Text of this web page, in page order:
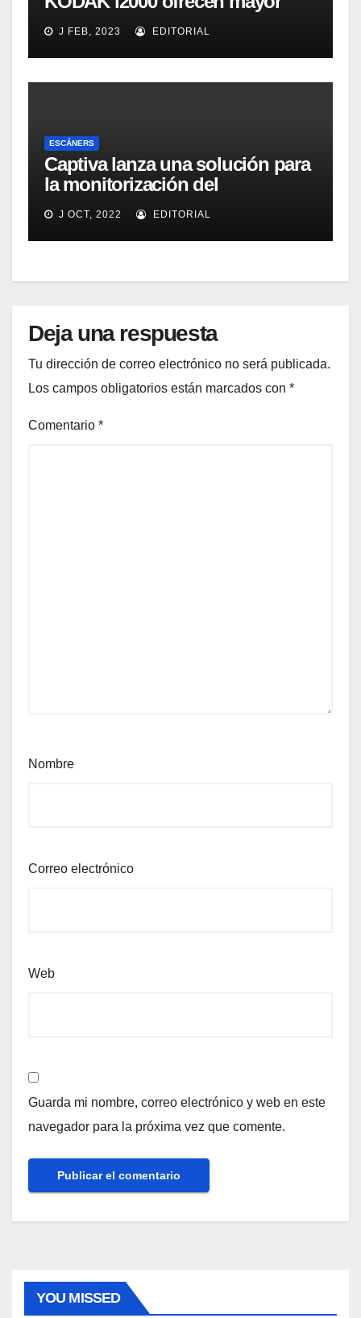
eficacia, productividad y
colaboración en la oficina
J FEB, 2023 EDITORIAL
ESCÁNERS
Captiva lanza una solución para
la monitorización del
rendimiento de sistemas de
captura y ECM
J OCT, 2022 EDITORIAL
Deja una respuesta
Tu dirección de correo electrónico no será publicada.
Los campos obligatorios están marcados con *
Comentario *
Nombre
Correo electrónico
Web
Guarda mi nombre, correo electrónico y web en este
navegador para la próxima vez que comente.
YOU MISSED